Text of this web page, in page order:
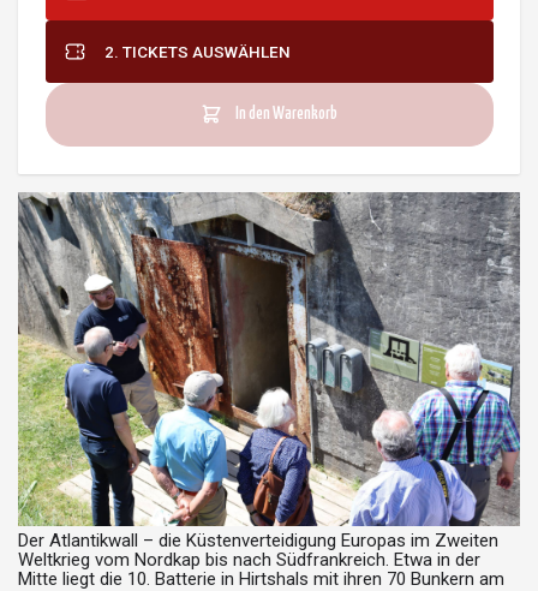
Der Atlantikwall – die Küstenverteidigung Europas im Zweiten
Weltkrieg vom Nordkap bis nach Südfrankreich. Etwa in der
Mitte liegt die 10. Batterie in Hirtshals mit ihren 70 Bunkern am
2. TICKETS AUSWÄHLEN
In den Warenkorb